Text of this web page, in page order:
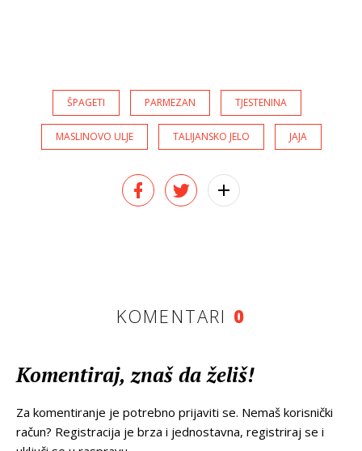
ŠPAGETI PARMEZAN TJESTENINA
MASLINOVO ULJE TALIJANSKO JELO JAJA
KOMENTARI 0
Komentiraj, znaš da želiš!
Za komentiranje je potrebno prijaviti se. Nemaš korisnički
račun? Registracija je brza i jednostavna, registriraj se i